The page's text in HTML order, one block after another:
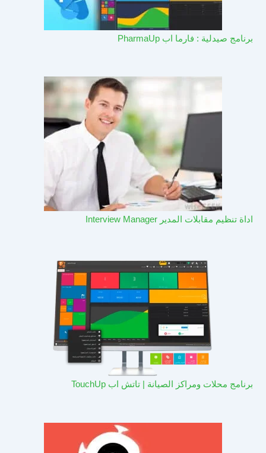
برنامج صيدلية : فارما اب PharmaUp​
اداة تنظيم مقابلات المدير Interview Manager
برنامج محلات ومراكز الصيانة | تاتش اب TouchUp